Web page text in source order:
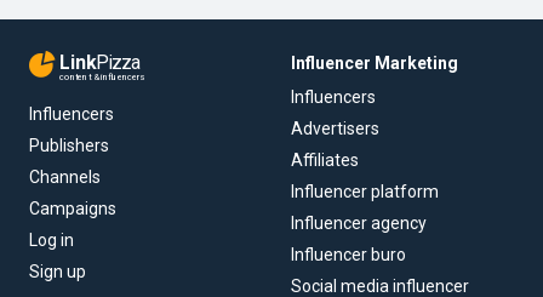
LinkPizza
content & influencers
Influencers
Publishers
Channels
Campaigns
Log in
Sign up
Influencer Marketing
Influencers
Advertisers
Affiliates
Influencer platform
Influencer agency
Influencer buro
Social media influencer